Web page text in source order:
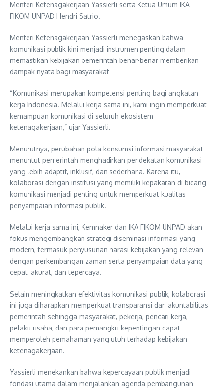
Menteri Ketenagakerjaan Yassierli serta Ketua Umum IKA
FIKOM UNPAD Hendri Satrio.
Menteri Ketenagakerjaan Yassierli menegaskan bahwa
komunikasi publik kini menjadi instrumen penting dalam
memastikan kebijakan pemerintah benar-benar memberikan
dampak nyata bagi masyarakat.
“Komunikasi merupakan kompetensi penting bagi angkatan
kerja Indonesia. Melalui kerja sama ini, kami ingin memperkuat
kemampuan komunikasi di seluruh ekosistem
ketenagakerjaan,” ujar Yassierli.
Menurutnya, perubahan pola konsumsi informasi masyarakat
menuntut pemerintah menghadirkan pendekatan komunikasi
yang lebih adaptif, inklusif, dan sederhana. Karena itu,
kolaborasi dengan institusi yang memiliki kepakaran di bidang
komunikasi menjadi penting untuk memperkuat kualitas
penyampaian informasi publik.
Melalui kerja sama ini, Kemnaker dan IKA FIKOM UNPAD akan
fokus mengembangkan strategi diseminasi informasi yang
modern, termasuk penyusunan narasi kebijakan yang relevan
dengan perkembangan zaman serta penyampaian data yang
cepat, akurat, dan tepercaya.
Selain meningkatkan efektivitas komunikasi publik, kolaborasi
ini juga diharapkan memperkuat transparansi dan akuntabilitas
pemerintah sehingga masyarakat, pekerja, pencari kerja,
pelaku usaha, dan para pemangku kepentingan dapat
memperoleh pemahaman yang utuh terhadap kebijakan
ketenagakerjaan.
Yassierli menekankan bahwa kepercayaan publik menjadi
fondasi utama dalam menjalankan agenda pembangunan